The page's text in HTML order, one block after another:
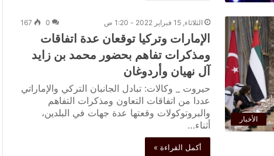
الأخبار
الثلاثاء, 15 فبراير 2022 - 1:20 ص 0
167
الإمارات وتركيا توقعان عدة اتفاقات
ومذكرات تفاهم بحضور محمد بن زايد
آل نهيان وأردوغان
حيروت _ وكالات: تبادل الجانبان التركي والإماراتي
عددا من اتفاقات التعاون ومذكرات التفاهم
والبروتوكولات وقعتها عدة جهات في البلدين،
أثناء…
أكمل القراءة »